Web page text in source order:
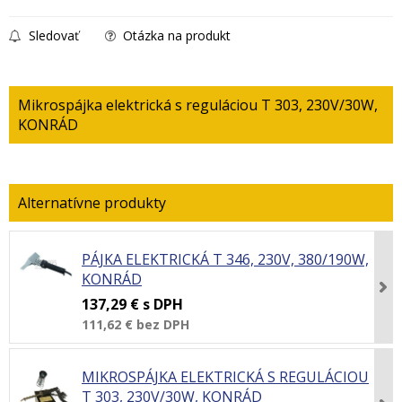
Sledovať Otázka na produkt
Mikrospájka elektrická s reguláciou T 303, 230V/30W,
KONRÁD
PÁJKA ELEKTRICKÁ T 346, 230V, 380/190W,
KONRÁD
137,29 € s DPH
111,62 € bez DPH
MIKROSPÁJKA ELEKTRICKÁ S REGULÁCIOU
T 303, 230V/30W, KONRÁD